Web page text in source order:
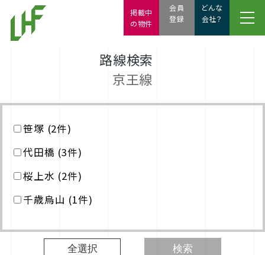
路線検索
京王線
笹塚 (2件)
代田橋 (3件)
桜上水 (2件)
千歳烏山 (1件)
全選択 検索
会員
登録
どんな
会社？
掲載中
の物件